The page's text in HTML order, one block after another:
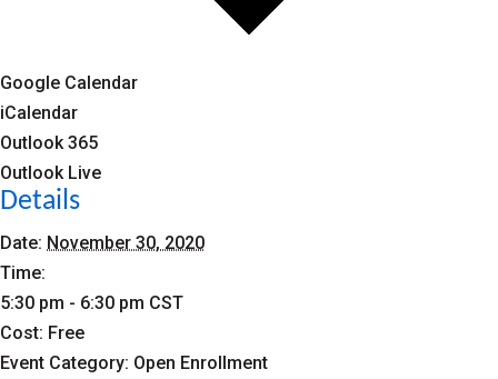
Google Calendar
iCalendar
Outlook 365
Outlook Live
Details
Date: November 30, 2020
Time:
5:30 pm - 6:30 pm CST
Cost: Free
Event Category: Open Enrollment